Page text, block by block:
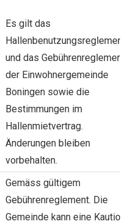
Es gilt das
Hallenbenutzungsreglement
und das Gebührenreglement
der Einwohnergemeinde
Boningen sowie die
Bestimmungen im
Hallenmietvertrag.
Änderungen bleiben
vorbehalten.
Gemäss gültigem
Gebührenreglement. Die
Gemeinde kann eine Kaution